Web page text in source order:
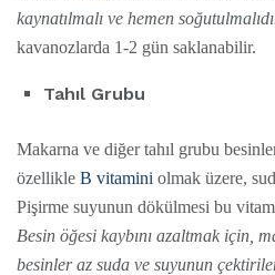
kaynatılmalı ve hemen
kavanozlarda 1-2 gün saklanabilir.
Tahıl Grubu
Makarna ve diğer tahıl grubu
özellikle B vitamini olmak üzere,
Pişirme suyunun dökülmesi bu
Besin öğesi kaybını azaltmak için,
besinler az suda ve suyunun